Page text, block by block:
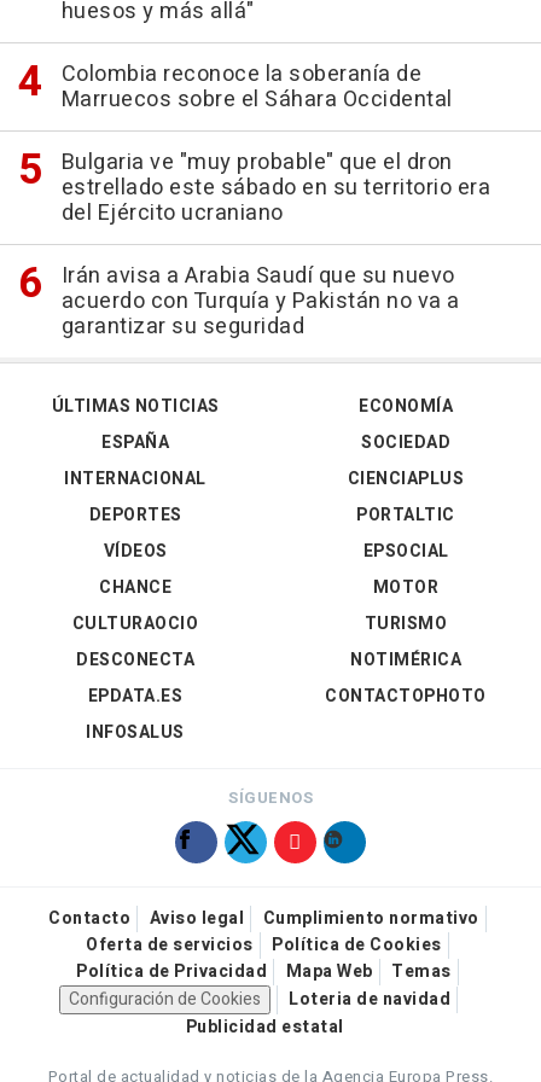
huesos y más allá"
Colombia reconoce la soberanía de
Marruecos sobre el Sáhara Occidental
Bulgaria ve "muy probable" que el dron
estrellado este sábado en su territorio era
del Ejército ucraniano
Irán avisa a Arabia Saudí que su nuevo
acuerdo con Turquía y Pakistán no va a
garantizar su seguridad
ÚLTIMAS NOTICIAS
ESPAÑA
INTERNACIONAL
DEPORTES
VÍDEOS
ECONOMÍA
SOCIEDAD
CIENCIAPLUS
PORTALTIC
EPSOCIAL
CHANCE
CULTURAOCIO
DESCONECTA
EPDATA.ES
INFOSALUS
MOTOR
TURISMO
NOTIMÉRICA
CONTACTOPHOTO
SÍGUENOS
Contacto Aviso legal
Cumplimiento normativo
Oferta de servicios
Política de Cookies
Política de Privacidad
Mapa Web
Temas
Configuración de Cookies
Loteria de navidad
Publicidad estatal
Portal de actualidad y noticias de la Agencia Europa Press.